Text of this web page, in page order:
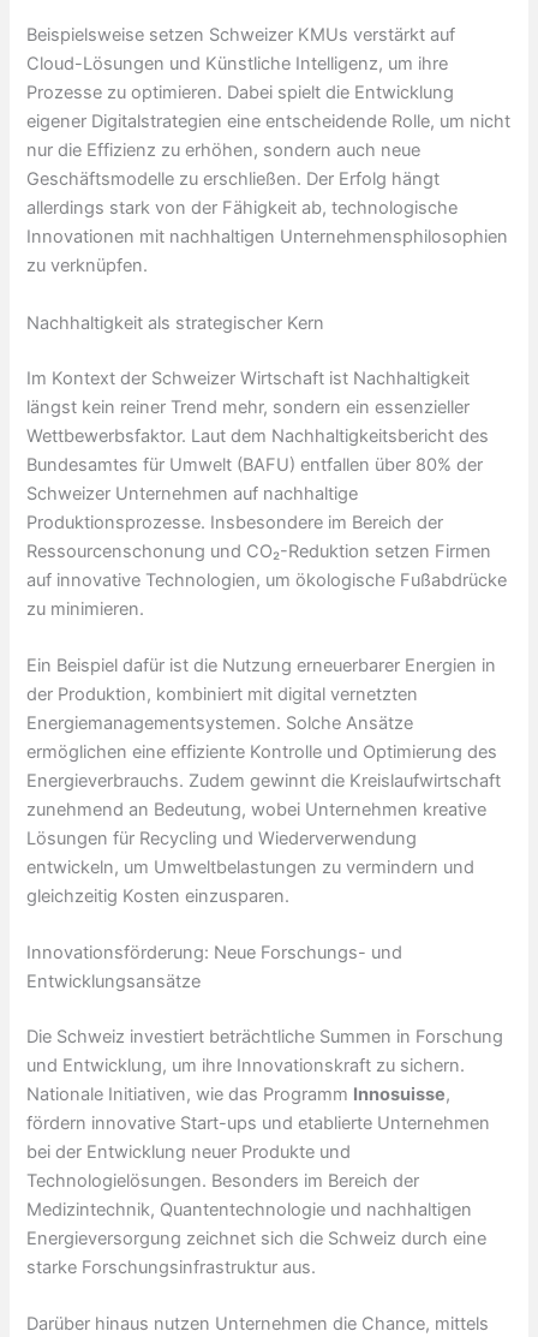
Beispielsweise setzen Schweizer KMUs verstärkt auf
Cloud-Lösungen und Künstliche Intelligenz, um ihre
Prozesse zu optimieren. Dabei spielt die Entwicklung
eigener Digitalstrategien eine entscheidende Rolle, um nicht
nur die Effizienz zu erhöhen, sondern auch neue
Geschäftsmodelle zu erschließen. Der Erfolg hängt
allerdings stark von der Fähigkeit ab, technologische
Innovationen mit nachhaltigen Unternehmensphilosophien
zu verknüpfen.
Nachhaltigkeit als strategischer Kern
Im Kontext der Schweizer Wirtschaft ist Nachhaltigkeit
längst kein reiner Trend mehr, sondern ein essenzieller
Wettbewerbsfaktor. Laut dem Nachhaltigkeitsbericht des
Bundesamtes für Umwelt (BAFU) entfallen über 80% der
Schweizer Unternehmen auf nachhaltige
Produktionsprozesse. Insbesondere im Bereich der
Ressourcenschonung und CO₂-Reduktion setzen Firmen
auf innovative Technologien, um ökologische Fußabdrücke
zu minimieren.
Ein Beispiel dafür ist die Nutzung erneuerbarer Energien in
der Produktion, kombiniert mit digital vernetzten
Energiemanagementsystemen. Solche Ansätze
ermöglichen eine effiziente Kontrolle und Optimierung des
Energieverbrauchs. Zudem gewinnt die Kreislaufwirtschaft
zunehmend an Bedeutung, wobei Unternehmen kreative
Lösungen für Recycling und Wiederverwendung
entwickeln, um Umweltbelastungen zu vermindern und
gleichzeitig Kosten einzusparen.
Innovationsförderung: Neue Forschungs- und
Entwicklungsansätze
Die Schweiz investiert beträchtliche Summen in Forschung
und Entwicklung, um ihre Innovationskraft zu sichern.
Nationale Initiativen, wie das Programm Innosuisse,
fördern innovative Start-ups und etablierte Unternehmen
bei der Entwicklung neuer Produkte und
Technologielösungen. Besonders im Bereich der
Medizintechnik, Quantentechnologie und nachhaltigen
Energieversorgung zeichnet sich die Schweiz durch eine
starke Forschungsinfrastruktur aus.
Darüber hinaus nutzen Unternehmen die Chance, mittels